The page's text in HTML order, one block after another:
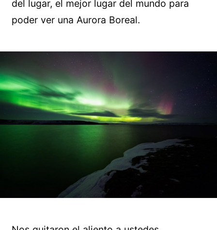
del lugar, el mejor lugar del mundo para
poder ver una Aurora Boreal.